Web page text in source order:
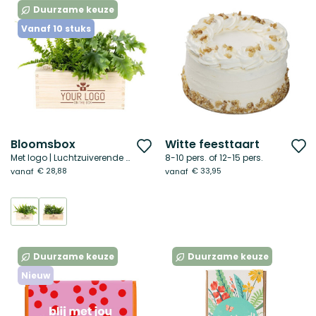
Duurzame keuze
Vanaf 10 stuks
Bloomsbox
Met logo | Luchtzuiverende plant
vanaf € 28,88
Voeg
toe
aan
Witte feesttaart
8-10 pers. of 12-15 pers.
vanaf € 33,95
Duurzame keuze
Nieuw
Duurzame keuze